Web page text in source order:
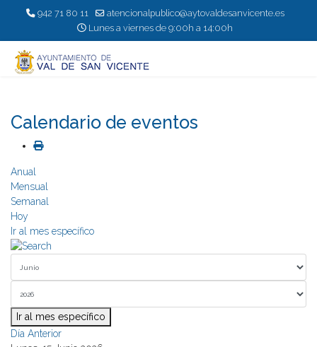
942 71 80 11
atencionalpublico@aytovaldesanvicente.es
Lunes a viernes de 9:00h a 14:00h
Calendario de eventos
Anual
Mensual
Semanal
Hoy
Ir al mes específico
Ir al mes específico
Día Anterior